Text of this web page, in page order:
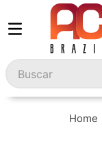
Buscar